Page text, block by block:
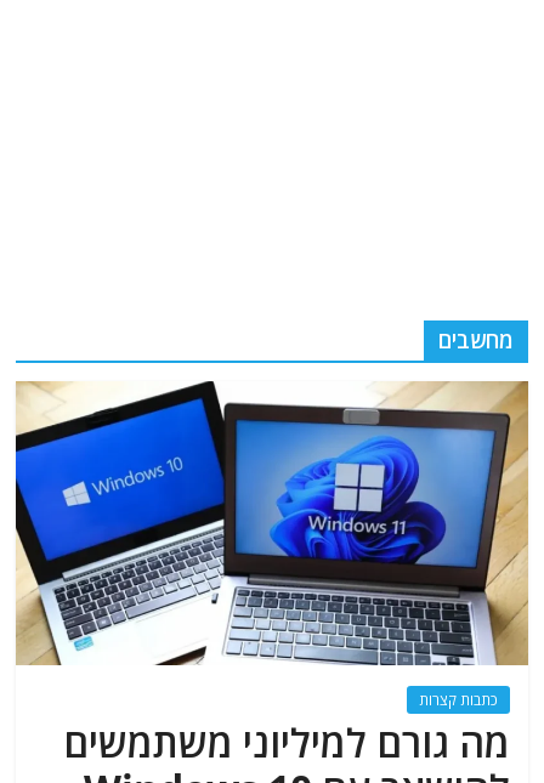
מחשבים
כתבות קצרות
מה גורם למיליוני משתמשים